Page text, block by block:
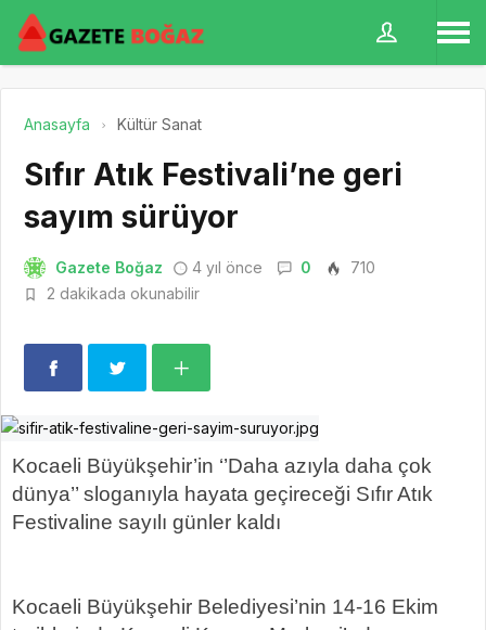
Anasayfa Kültür Sanat
Sıfır Atık Festivali’ne geri
sayım sürüyor
Gazete Boğaz 4 yıl önce 0
710
2 dakikada okunabilir
Kocaeli Büyükşehir’in ‘’Daha azıyla daha çok
dünya’’ sloganıyla hayata geçireceği Sıfır Atık
Festivaline sayılı günler kaldı
Kocaeli Büyükşehir Belediyesi’nin 14-16 Ekim